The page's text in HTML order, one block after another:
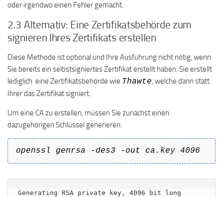
oder irgendwo einen Fehler gemacht.
2.3 Alternativ: Eine Zertifikatsbehörde zum
signieren Ihres Zertifikats erstellen
Diese Methode ist optional und Ihre Ausführung nicht nötig, wenn
Sie bereits ein selbstsigniertes Zertifikat erstellt haben. Sie erstellt
lediglich eine Zertifikatsbehörde wie Thawte, welche dann statt
Ihrer das Zertifikat signiert.
Um eine CA zu erstellen, müssen Sie zunächst einen
dazugehörigen Schlüssel generieren:
openssl genrsa -des3 -out ca.key 4096
Generating RSA private key, 4096 bit long